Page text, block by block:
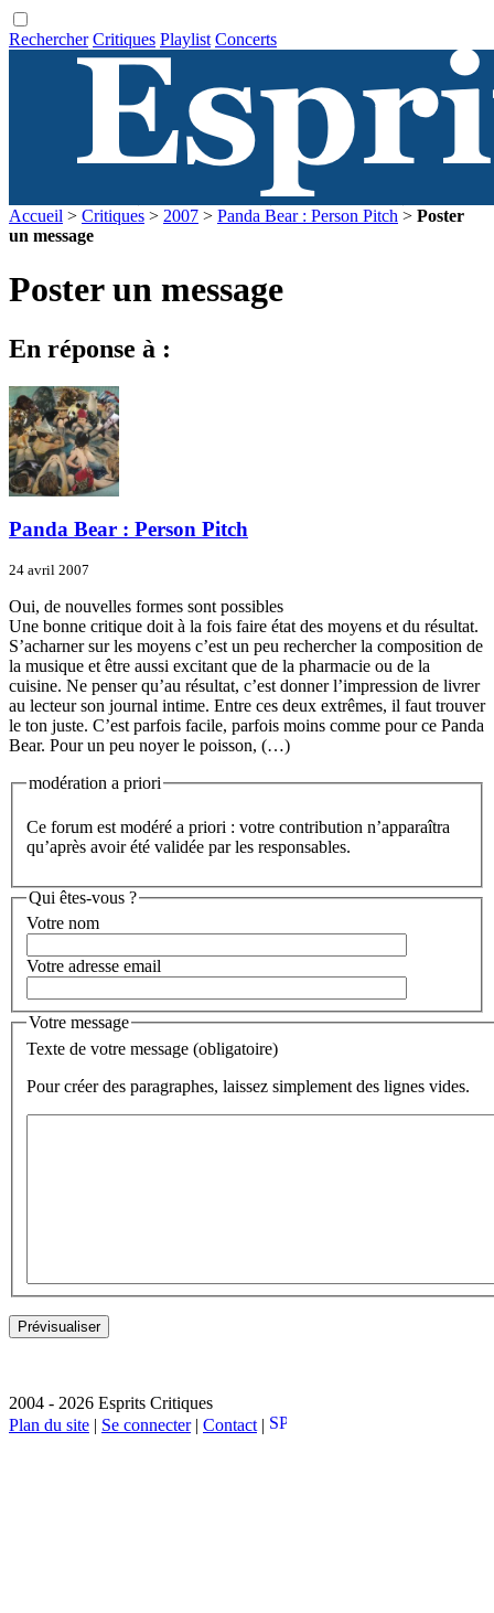
Rechercher Critiques Playlist Concerts
Accueil > Critiques > 2007 > Panda Bear : Person Pitch > Poster
un message
Poster un message
En réponse à :
Panda Bear : Person Pitch
24 avril 2007
Oui, de nouvelles formes sont possibles
Une bonne critique doit à la fois faire état des moyens et du résultat.
S’acharner sur les moyens c’est un peu rechercher la composition de
la musique et être aussi excitant que de la pharmacie ou de la
cuisine. Ne penser qu’au résultat, c’est donner l’impression de livrer
au lecteur son journal intime. Entre ces deux extrêmes, il faut trouver
le ton juste. C’est parfois facile, parfois moins comme pour ce Panda
Bear. Pour un peu noyer le poisson, (…)
modération a priori
Ce forum est modéré a priori : votre contribution n’apparaîtra
qu’après avoir été validée par les responsables.
Qui êtes-vous ?
Votre nom
Votre adresse email
Votre message
Texte de votre message (obligatoire)
Pour créer des paragraphes, laissez simplement des lignes vides.
2004 - 2026 Esprits Critiques
Plan du site | Se connecter| Contact |